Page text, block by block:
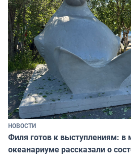
НОВОСТИ
Филя готов к выступлениям: в
океанариуме рассказали о